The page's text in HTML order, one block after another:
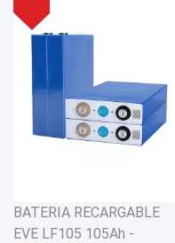
BATERIA RECARGABLE
EVE LF105 105Ah -